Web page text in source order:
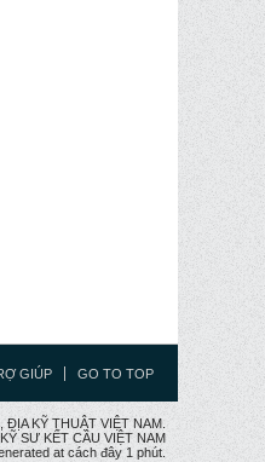
GIÚP GO TO TOP
KỸ THUẬT VIỆT NAM.
SƯ KẾT CÂU VIỆT NAM
at cách đây 1 phút.